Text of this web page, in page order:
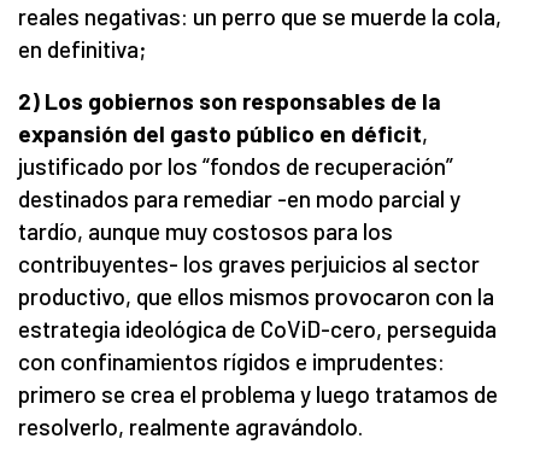
reales negativas: un perro que se muerde la cola,
en definitiva;
2) Los gobiernos son responsables de la
expansión del gasto público en déficit,
justificado por los “fondos de recuperación”
destinados para remediar -en modo parcial y
tardío, aunque muy costosos para los
contribuyentes- los graves perjuicios al sector
productivo, que ellos mismos provocaron con la
estrategia ideológica de CoViD-cero, perseguida
con confinamientos rígidos e imprudentes:
primero se crea el problema y luego tratamos de
resolverlo, realmente agravándolo.